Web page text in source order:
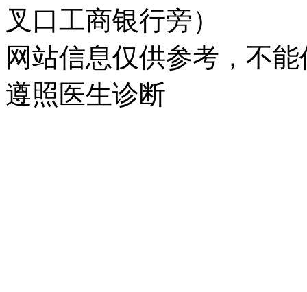
叉口工商银行旁）
网站信息仅供参考，不
遵照医生诊断